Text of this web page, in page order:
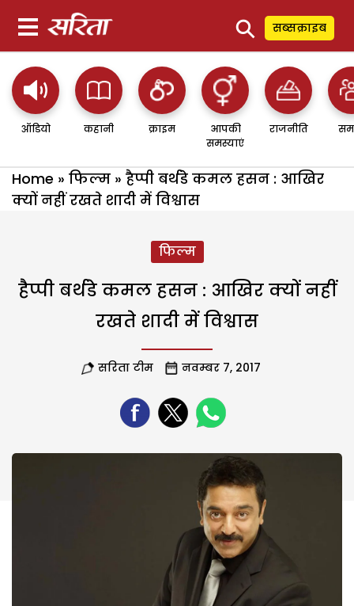
⚲ सब्सक्राइब
ऑडियो कहानी क्राइम
आपकी
समस्याएं
राजनीति
Home » फिल्म » हैप्पी बर्थडे कमल हसन : आखिर
क्यों नहीं रखते शादी में विश्वास
फिल्म
हैप्पी बर्थडे कमल हसन : आखिर क्यों नहीं
रखते शादी में विश्वास
सरिता टीम नवम्बर 7, 2017